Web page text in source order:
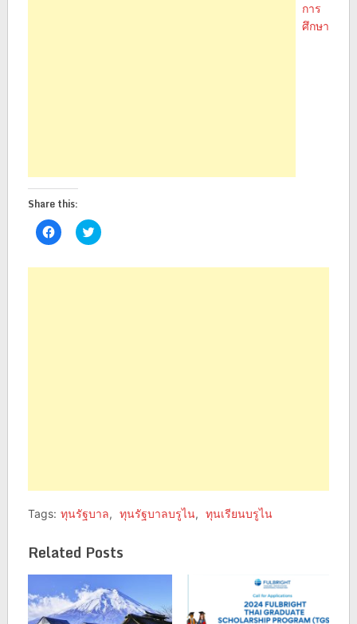
การ
ศึกษา
Share this:
Click
to
Facebook
Click
to
Twitter
Tags: ทุนรัฐบาล, ทุนรัฐบาลบรูไน, ทุนเรียนบรูไน
Related Posts